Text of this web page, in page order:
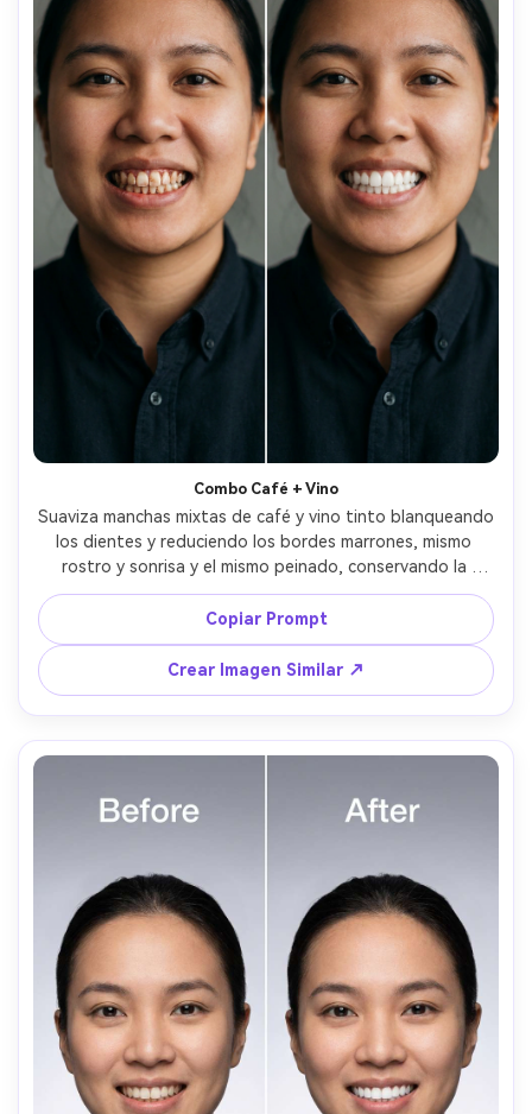
Combo Café + Vino
Suaviza manchas mixtas de café y vino tinto blanqueando
los dientes y reduciendo los bordes marrones, mismo
rostro y sonrisa y el mismo peinado, conservando la
iluminación y el fondo originales, mantén los bordes de
los dientes definidos y realistas --ar 4:5
Copiar Prompt
Crear Imagen Similar ↗